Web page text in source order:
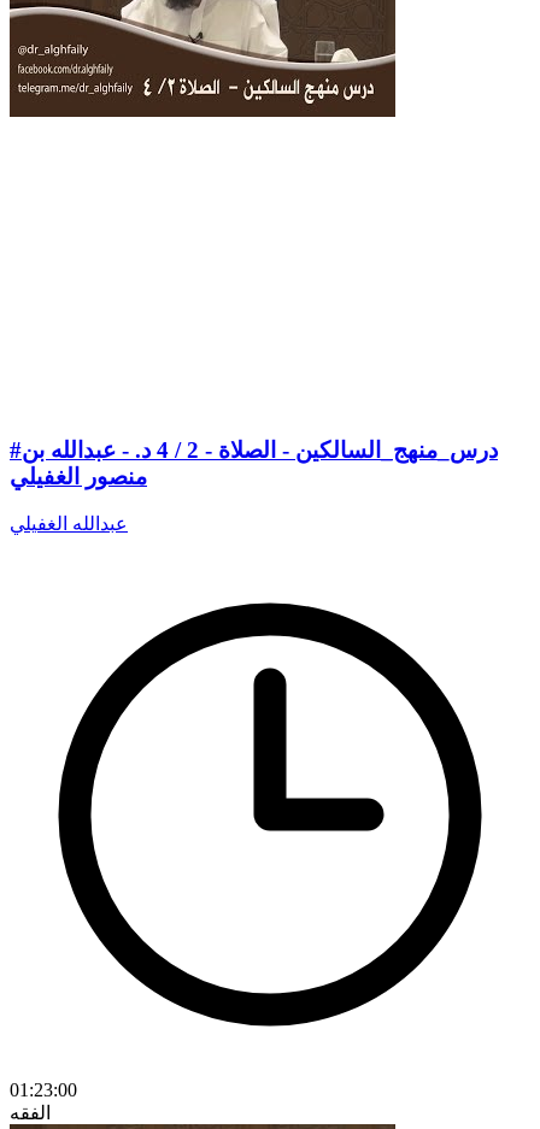
#درس_منهج_السالكين - الصلاة - 2 / 4 د. - عبدالله بن
منصور الغفيلي
عبدالله الغفيلي
01:23:00
الفقه